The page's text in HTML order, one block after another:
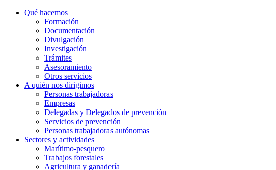
Qué hacemos
Formación
Documentación
Divulgación
Investigación
Trámites
Asesoramiento
Otros servicios
A quién nos dirigimos
Personas trabajadoras
Empresas
Delegadas y Delegados de prevención
Servicios de prevención
Personas trabajadoras autónomas
Sectores y actividades
Marítimo-pesquero
Trabajos forestales
Agricultura y ganadería